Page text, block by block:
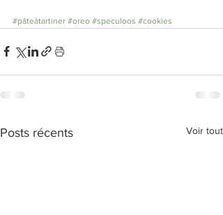
#pâteàtartiner #oreo #speculoos #cookies
Posts récents Voir tout